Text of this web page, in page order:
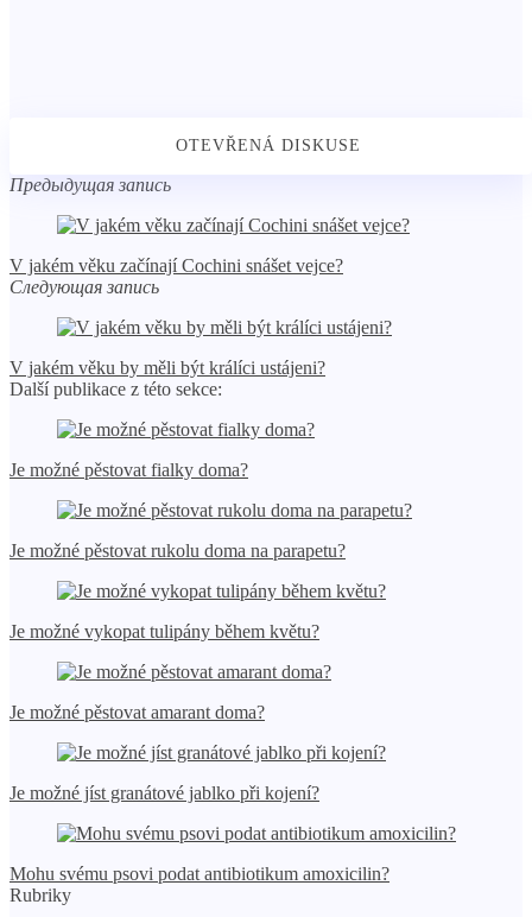
Предыдущая запись
V jakém věku začínají Cochini snášet vejce?
Следующая запись
V jakém věku by měli být králíci ustájeni?
Další publikace z této sekce:
Je možné pěstovat fialky doma?
Je možné pěstovat rukolu doma na parapetu?
Je možné vykopat tulipány během květu?
Je možné pěstovat amarant doma?
Je možné jíst granátové jablko při kojení?
Mohu svému psovi podat antibiotikum amoxicilin?
Rubriky